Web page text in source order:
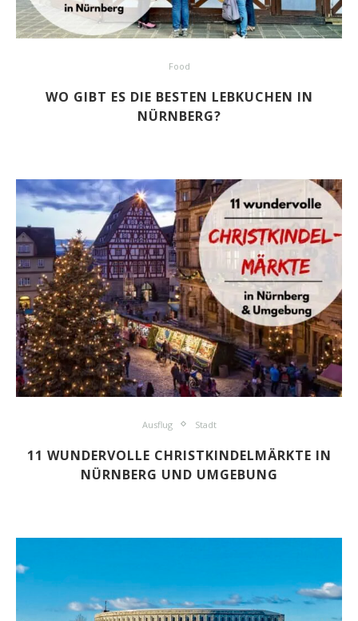
Food
WO GIBT ES DIE BESTEN LEBKUCHEN IN
NÜRNBERG?
Ausflug Stadt
11 WUNDERVOLLE CHRISTKINDELMÄRKTE IN
NÜRNBERG UND UMGEBUNG